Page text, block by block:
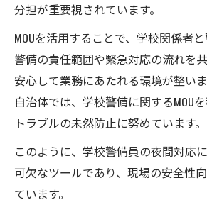
分担が重要視されています。
MOUを活用することで、学校関係者
警備の責任範囲や緊急対応の流れを
安心して業務にあたれる環境が整い
自治体では、学校警備に関するMOU
トラブルの未然防止に努めています。
このように、学校警備員の夜間対応
可欠なツールであり、現場の安全性
ています。